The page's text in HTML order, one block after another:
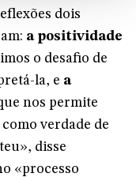
dois
a positividade
o desafio de
la, e a
nos permite
verdade de
disse
«processo